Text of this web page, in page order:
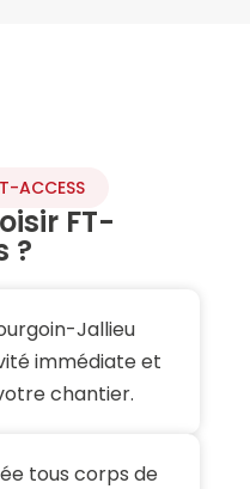
ACCESS
FT-
?
Jallieu
immédiate et
chantier.
tous corps de